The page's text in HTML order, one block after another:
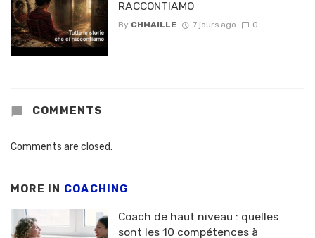
RACCONTIAMO
By CHMAILLE 7 jours ago 0
COMMENTS
Comments are closed.
MORE IN COACHING
Coach de haut niveau : quelles
sont les 10 compétences à